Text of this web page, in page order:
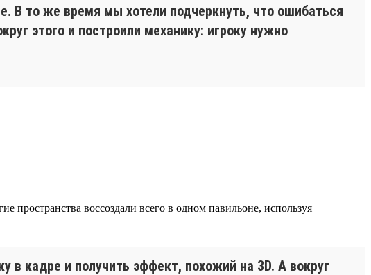
В то же время мы хотели подчеркнуть, что ошибаться
этого и построили механику: игроку нужно
пространства воссоздали всего в одном павильоне, используя
в кадре и получить эффект, похожий на 3D. А вокруг